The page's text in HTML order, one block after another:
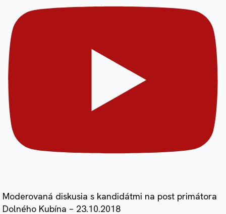
Moderovaná diskusia s kandidátmi na post primátora
Dolného Kubína – 23.10.2018